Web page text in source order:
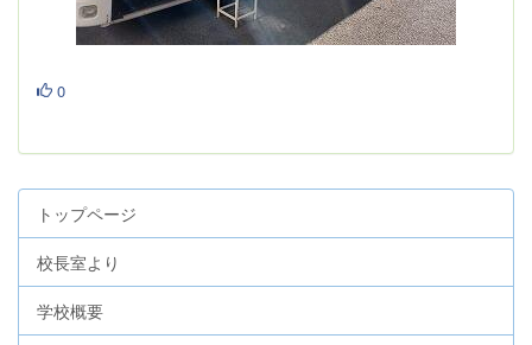
0
トップページ
校長室より
学校概要